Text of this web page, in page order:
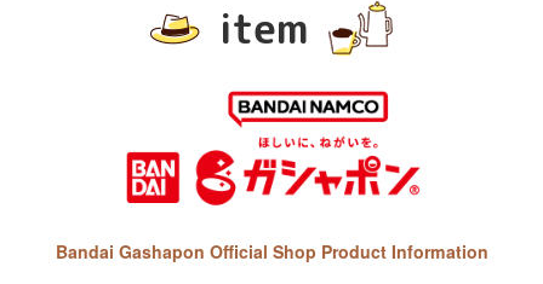
item
Bandai Gashapon Official Shop Product Information